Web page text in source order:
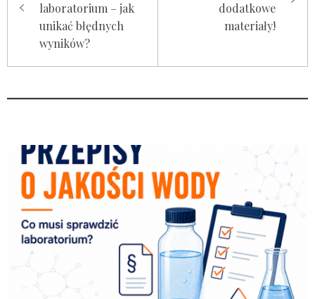
laboratorium – jak
unikać błędnych
wyników?
dodatkowe
materiały!